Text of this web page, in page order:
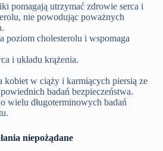
pomagają utrzymać zdrowie serca i
nie powodując poważnych
poziom cholesterolu i wspomaga
i układu krążenia.
kobiet w ciąży i karmiących piersią ze
badań bezpieczeństwa.
wielu długoterminowych badań
niepożądane